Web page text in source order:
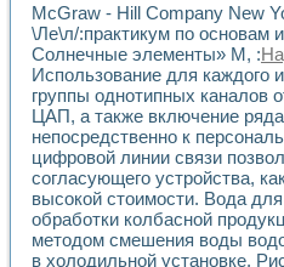
Об опыте работы
Технологии NI в
Система
Лабораторный
Партнеры
Академические и
Учебные заведения
Бизнес
Контакты
McGraw - Hill Company New
\Ле\л/:практикум по основам
Солнечные элементы» М, :
Использование для каждого
группы однотипных
ЦАП, а также включение
непосредственно к
цифровой линии связи
согласующего устройства,
высокой стоимости. Вода
обработки колбасной
методом смешения воды
в холодильной установке.